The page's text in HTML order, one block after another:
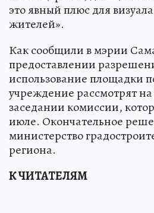
это явный плюс для
жителей».
Как сообщили в мэрии
предоставлении
использование площадки
учреждение рассмотрят
заседании комиссии,
июле. Окончательное
министерство
региона.
К ЧИТАТЕЛЯМ